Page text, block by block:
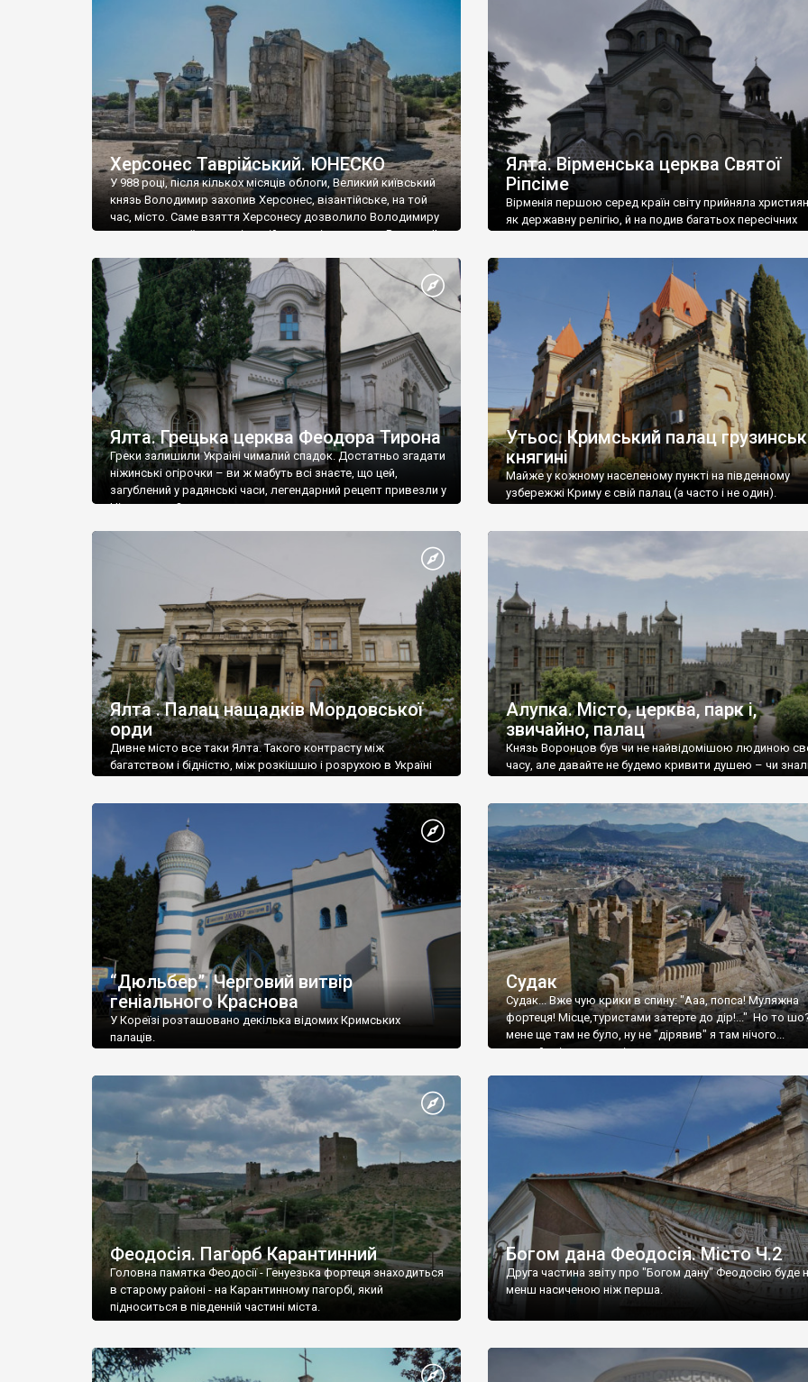
візантійської доби. Раритети викрадені з фондів об’єкту
культурної спадщини ЮНЕСКО «Херсонеса Таврійського».
Офіційно – на виставку «Золото Візантії», але експерти та
влада в Україні вважають це лише […]
називаються «повстяками» (postaki)…” “Вино. Крим
виробляє відмінне вино і його вдосталь: воно все
легке біле і дуже […]
Херсонес Таврійський. ЮНЕСКО
У 988 році, після кількох місяців облоги, Великий київський
князь Володимир захопив Херсонес, візантійське, на той
час, місто. Саме взяття Херсонесу дозволило Володимиру
диктувати свої умови візантійському імператору Василю ІІ,
Херсонесі Володимир-язичник, став Василем-
християнином. А потім було Хрещення Русі. На честь
Херсонесу Таврійського названо місто […]
Ялта. Вірменська церква Святої
Ріпсіме
Вірменія першою серед країн світу прийняла
як державну релігію, й на подив багатьох пересічних
Ялта. Грецька церква Феодора Тирона
Греки залишили Україні чималий спадок. Достатньо згадати
ніжинські огірочки – ви ж мабуть всі знаєте, що цей,
загублений у радянські часи, легендарний рецепт привезли у
Ніжин греки?
Утьос. Кримський палац
княгині
Майже у кожному населеному пункті на південному
узбережжі Криму є свій палац (а часто і не один).
Ялта . Палац нащадків Мордовської
орди
Дивне місто все таки Ялта. Такого контрасту між
багатством і бідністю, між розкішшю і розрухою в Україні
Алупка. Місто, церква, парк і,
звичайно, палац
Князь Воронцов був чи не найвідомішою людиною
часу, але давайте не будемо кривити душею – чи
“Дюльбер”. Черговий витвір
геніального Краснова
У Кореїзі розташовано декілька відомих Кримських
палаців.
Судак
Судак... Вже чую крики в спину: "Ааа, попса! Муляжна
фортеця! Місце,туристами затерте до дір!..." Но то
мене ще там не було, ну не "дірявив" я там нічого...
принаймні до цього літа.
Феодосія. Пагорб Карантинний
Головна памятка Феодосії - Генуезька фортеця знаходиться
в старому районі - на Карантинному пагорбі, який
підноситься в південній частині міста.
Богом дана Феодосія. Місто Ч.2
Друга частина звіту про "Богом дану" Феодосію буде
менш насиченою ніж перша.